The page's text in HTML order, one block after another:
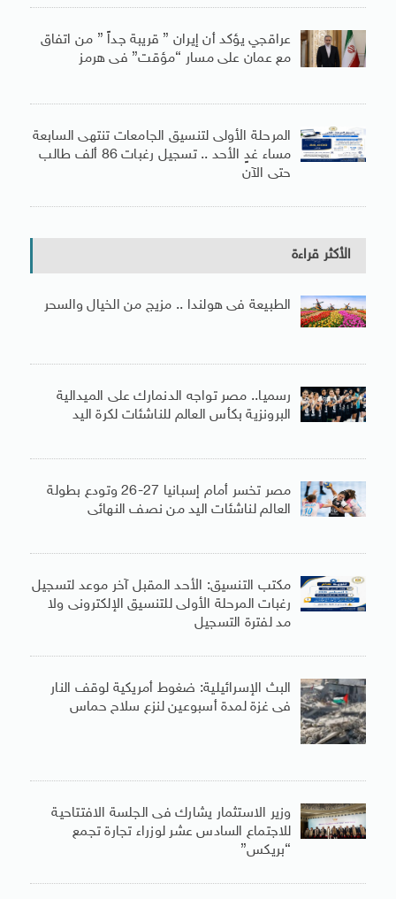
عراقجي يؤكد أن إيران ” قريبة جداً ” من اتفاق
مع عمان على مسار “مؤقت” فى هرمز
المرحلة الأولى لتنسيق الجامعات تنتهى السابعة
مساء غدٍ الأحد .. تسجيل رغبات 86 ألف طالب
حتى الآن
الأكثر قراءة
الطبيعة فى هولندا .. مزيج من الخيال والسحر
رسميا.. مصر تواجه الدنمارك على الميدالية
البرونزية بكأس العالم للناشئات لكرة اليد
مصر تخسر أمام إسبانيا 27-26 وتودع بطولة
العالم لناشئات اليد من نصف النهائى
مكتب التنسيق: الأحد المقبل آخر موعد لتسجيل
رغبات المرحلة الأولى للتنسيق الإلكترونى ولا
مد لفترة التسجيل
البث الإسرائيلية: ضغوط أمريكية لوقف النار
فى غزة لمدة أسبوعين لنزع سلاح حماس
وزير الاستثمار يشارك فى الجلسة الافتتاحية
للاجتماع السادس عشر لوزراء تجارة تجمع
“بريكس”